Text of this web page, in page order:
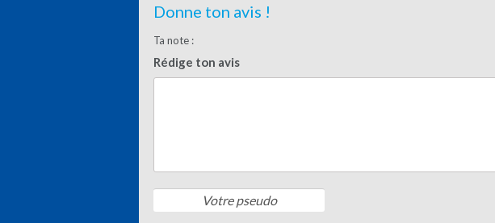
Donne ton avis !
Ta note :
Rédige ton avis